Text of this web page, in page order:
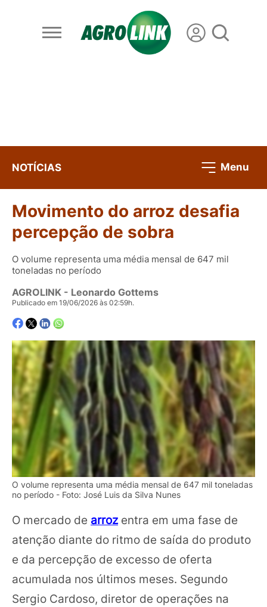
NOTÍCIAS Menu
Movimento do arroz desafia
percepção de sobra
O volume representa uma média mensal de 647 mil
toneladas no período
AGROLINK - Leonardo Gottems
Publicado em 19/06/2026 às 02:59h.
O volume representa uma média mensal de 647 mil toneladas
no período - Foto: José Luis da Silva Nunes
O mercado de arroz entra em uma fase de
atenção diante do ritmo de saída do produto
e da percepção de excesso de oferta
acumulada nos últimos meses. Segundo
Sergio Cardoso, diretor de operações na